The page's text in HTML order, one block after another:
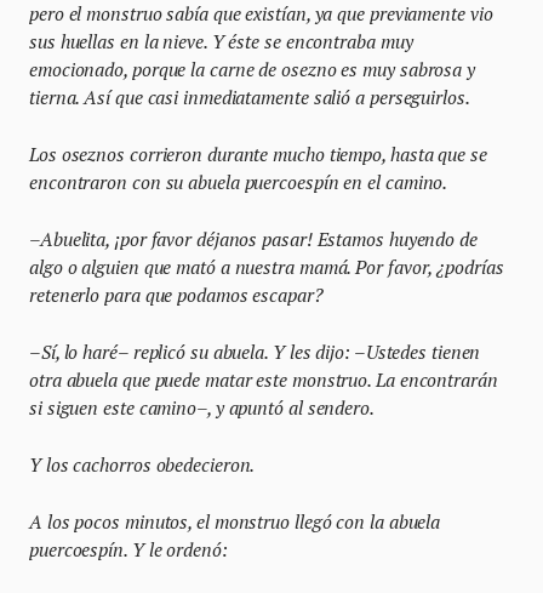
pero el monstruo sabía que existían, ya que previamente vio
sus huellas en la nieve. Y éste se encontraba muy
emocionado, porque la carne de osezno es muy sabrosa y
tierna. Así que casi inmediatamente salió a perseguirlos.
Los oseznos corrieron durante mucho tiempo, hasta que se
encontraron con su abuela puercoespín en el camino.
–Abuelita, ¡por favor déjanos pasar! Estamos huyendo de
algo o alguien que mató a nuestra mamá. Por favor, ¿podrías
retenerlo para que podamos escapar?
–Sí, lo haré– replicó su abuela. Y les dijo: –Ustedes tienen
otra abuela que puede matar este monstruo. La encontrarán
si siguen este camino–, y apuntó al sendero.
Y los cachorros obedecieron.
A los pocos minutos, el monstruo llegó con la abuela
puercoespín. Y le ordenó: